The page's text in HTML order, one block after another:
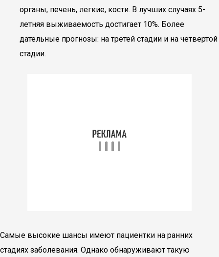
органы, печень, легкие, кости. В лучших случаях 5-
летняя выживаемость достигает 10%. Более
дательные прогнозы: на третей стадии и на четвертой
стадии.
Самые высокие шансы имеют пациентки на ранних
стадиях заболевания. Однако обнаруживают такую